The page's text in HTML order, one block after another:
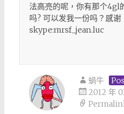
法高亮的呢，你有那个4gl
吗? 可以发我一份吗？感谢
skype:mrsf_jean.luc
蝸牛
2012 年